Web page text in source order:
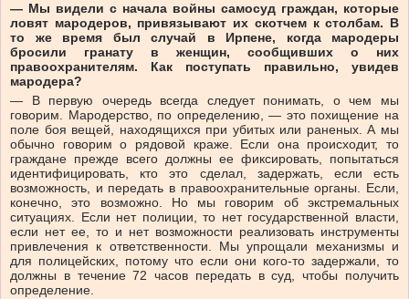
— Мы видели с начала войны самосуд граждан, которые
ловят мародеров, привязывают их скотчем к столбам. В
то же время был случай в Ирпене, когда мародеры
бросили гранату в женщин, сообщивших о них
правоохранителям. Как поступать правильно, увидев
мародера?
— В первую очередь всегда следует понимать, о чем мы
говорим. Мародерство, по определению, — это похищение на
поле боя вещей, находящихся при убитых или раненых. А мы
обычно говорим о рядовой краже. Если она происходит, то
граждане прежде всего должны ее фиксировать, попытаться
идентифицировать, кто это сделал, задержать, если есть
возможность, и передать в правоохранительные органы. Если,
конечно, это возможно. Но мы говорим об экстремальных
ситуациях. Если нет полиции, то нет государственной власти,
если нет ее, то и нет возможности реализовать инструменты
привлечения к ответственности. Мы упрощали механизмы и
для полицейских, потому что если они кого-то задержали, то
должны в течение 72 часов передать в суд, чтобы получить
определение.